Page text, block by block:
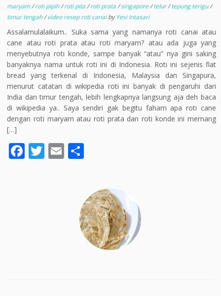
maryam/roti pipih/roti pita/roti prata/singapore/telur/tepung terigu/
timur tengah/video resep roti canaibyYesi Intasari
Assalamulalaikum.. Suka sama yang namanya roti canai atau
cane atau roti prata atau roti maryam? atau ada juga yang
menyebutnya roti konde, sampe banyak “atau” nya gini saking
banyaknya nama untuk roti ini di Indonesia. Roti ini sejenis flat
bread yang terkenal di Indonesia, Malaysia dan Singapura,
menurut catatan di wikipedia roti ini banyak di pengaruhi dari
India dan timur tengah, lebih lengkapnya langsung aja deh baca
di wikipedia ya.. Saya sendiri gak begitu faham apa roti cane
dengan roti maryam atau roti prata dan roti konde ini memang
[…]
F T E
e